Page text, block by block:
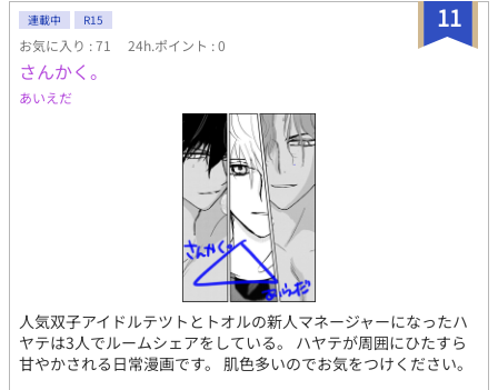
11
連載中 R15
お気に入り : 71 24h.ポイント : 0
さんかく。
あいえだ
人気双子アイドルテツトとトオルの新人マネージャーになったハ
ヤテは3人でルームシェアをしている。 ハヤテが周囲にひたすら
甘やかされる日常漫画です。 肌色多いのでお気をつけください。